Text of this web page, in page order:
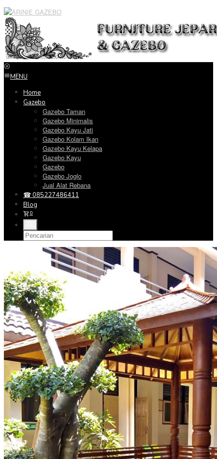
Loncat
ke
konten
MENU
Home
Gazebo
Gazebo Taman
Gazebo Minimalis
Gazebo Kayu Jati
Gazebo Kolam Ikan
Gazebo Kayu Kelapa
Gazebo Kayu
Gazebo
Gazebo Joglo
Jual Alat Rebana
☎ 085227486411
Blog
0